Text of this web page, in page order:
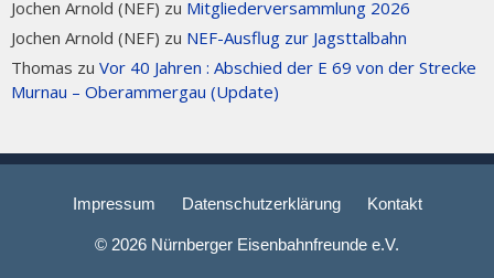
Jochen Arnold (NEF) zu Mitgliederversammlung 2026
Jochen Arnold (NEF) zu NEF-Ausflug zur Jagsttalbahn
Thomas zu Vor 40 Jahren : Abschied der E 69 von der Strecke
Murnau – Oberammergau (Update)
Impressum Datenschutzerklärung Kontakt
© 2026 Nürnberger Eisenbahnfreunde e.V.